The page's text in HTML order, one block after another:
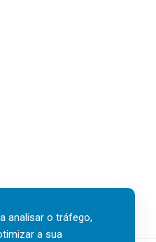
analisar o tráfego,
a sua